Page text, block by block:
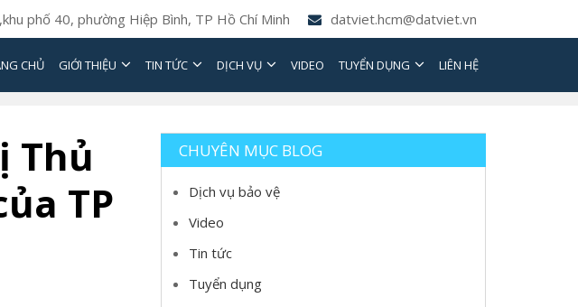
phố 40, phường Hiệp Bình, TP Hồ Chí Minh datviet.hcm@datviet.vn
CHỦ GIỚI THIỆU TIN TỨC DỊCH VỤ VIDEO TUYỂN DỤNG LIÊN HỆ
Thủ
TP
CHUYÊN MỤC BLOG
Dịch vụ bảo vệ
Video
Tin tức
Tuyển dụng